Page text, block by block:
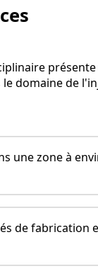
domaine de
une zone à
de fabrication